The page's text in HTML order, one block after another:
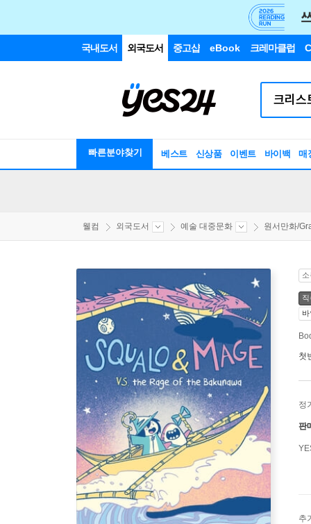
국내도서 외국도서 중고샵 eBook 크레마클럽
빠른분야찾기 베스트 신상품 이벤트 바이백 매
웰컴 외국도서 예술 대중문화 원서만화/
첫
정
판
추